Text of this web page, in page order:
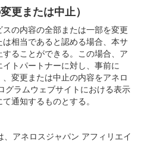
更または中止）
の内容の全部または一部を変更
相当であると認める場合、本サ
ることができる。この場合、ア
トパートナーに対し、事前に
、変更または中止の内容をアネロ
グラムウェブサイトにおける表示
通知するものとする。
アネロスジャパン アフィリエイ